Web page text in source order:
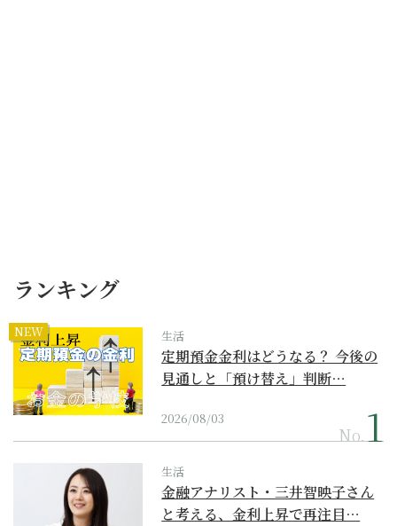
ランキング
NEW 生活
定期預金金利はどうなる？ 今後の
見通しと「預け替え」判断…
2026/08/03
No.
生活
金融アナリスト・三井智映子さん
と考える、金利上昇で再注目…